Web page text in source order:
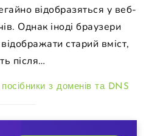
відобразяться у веб-
Однак іноді браузери
старий вміст,
після…
посібники з доменів та DNS